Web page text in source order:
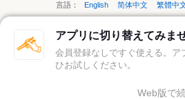
アプリに切り替えてみま
会員登録なしですぐ使える。ア
ひお試しください。
Web版で
言語： English 简体中文 繁體中